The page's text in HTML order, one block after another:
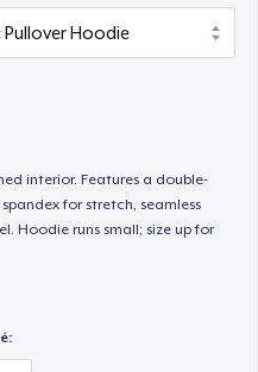
interior. Features a double-
for stretch, seamless
Hoodie runs small; size up for